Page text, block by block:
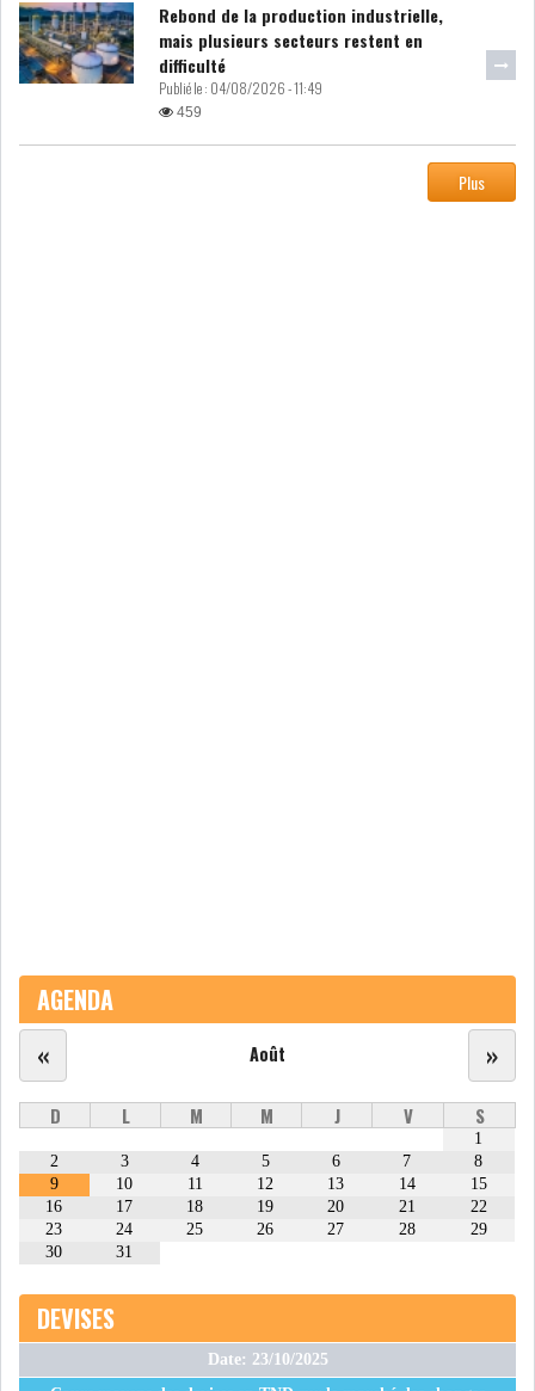
ECONOMIE
INS : L'INFLATION RECULE À
5,1% EN...
IRADA : PREMIER APPEL À
FONDATION POUR L...
RSS
POLITIQUE
Rebond de la production industrielle,
mais plusieurs secteurs restent en
difficulté
Publié le : 04/08/2026 - 11:49
459
Plus
AGENDA
Août
« »
D L M M J V S
1
2
3 4 5 6 7
8
9
10 11 12 13 14
15
16
17 18 19 20 21
22
23
24 25 26 27 28
29
30
31
DEVISES
Date: 23/10/2025